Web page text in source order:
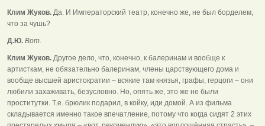
Клим Жуков. Да. И Императорский театр, конечно же, не был борделем,
что за чушь?
Д.Ю. Вот.
Клим Жуков. Другое дело, что, конечно, к балеринам и вообще к
артисткам, не обязательно балеринам, члены царствующего дома и
вообще высшей аристократии – всякие там князья, графы, герцоги – они
любили захаживать, безусловно. Но, опять же, это же не были
проститутки. Т.е. брюлик подарил, в койку, иди домой. А из фильма
складывается именно такое впечатление, потому что когда сидят 2 этих